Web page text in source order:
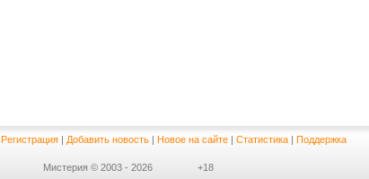
Регистрация| Добавить новость| Новое на сайте| Статистика| Поддержка
Мистерия © 2003 - 2026 +18